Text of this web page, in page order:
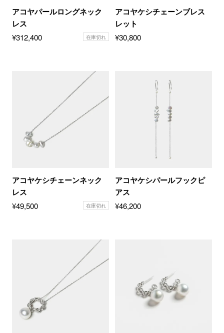
アコヤパールロングネック
レス
¥312,400 在庫切れ
アコヤケシチェーンブレス
レット
¥30,800
アコヤケシチェーンネック
レス
¥49,500 在庫切れ
アコヤケシパールフックピ
アス
¥46,200